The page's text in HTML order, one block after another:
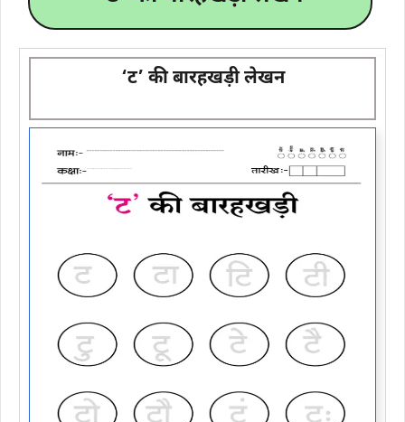
‘ट’ की बारहखड़ी लेखन